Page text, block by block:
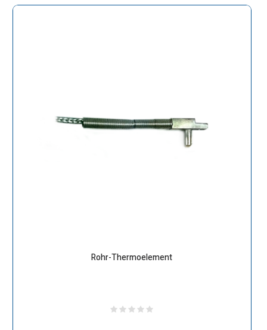
Rohr-Thermoelement